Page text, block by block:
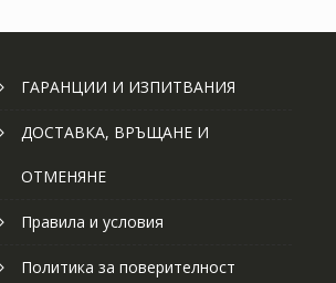
ГАРАНЦИИ И ИЗПИТВАНИЯ
ДОСТАВКА, ВРЪЩАНЕ И
ОТМЕНЯНЕ
Правила и условия
Политика за поверителност